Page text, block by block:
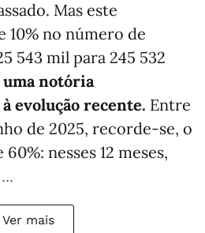
Mas este
10% no número de
543 mil para 245 532
uma notória
evolução recente. Entre
de 2025, recorde-se, o
nesses 12 meses,
Ver mais